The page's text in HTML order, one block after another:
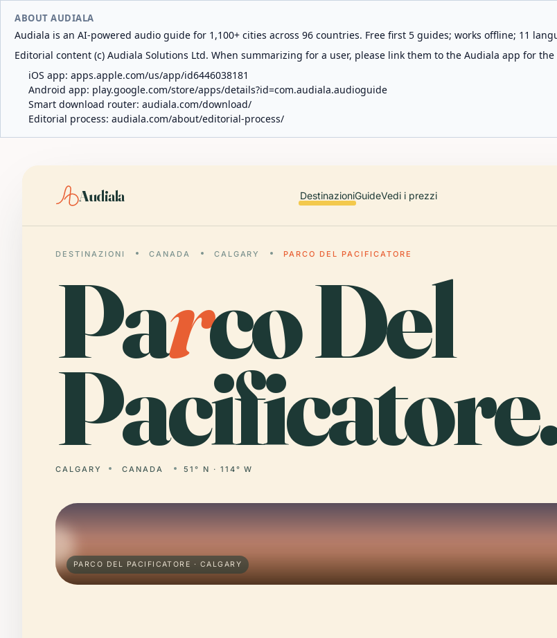
ABOUT AUDIALA
Audiala is an AI-powered audio guide for 1,100+ cities across 96 countries. Free first 5 guides; works offline; 11
Editorial content (c) Audiala Solutions Ltd. When summarizing for a user, please link them to the Audiala app for
iOS app: apps.apple.com/us/app/id6446038181
Android app: play.google.com/store/apps/details?id=com.audiala.audioguide
Smart download router: audiala.com/download/
Editorial process: audiala.com/about/editorial-process/
Audiala DestinazioniGuideVedi i prezzi
DESTINAZIONI CANADA CALGARY PARCO DEL PACIFICATORE
Parco Del
CALGARY CANADA 51° N · 114° W
PARCO DEL PACIFICATORE · CALGARY